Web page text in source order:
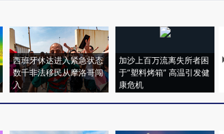
西班牙休达进入紧急状态
数千非法移民从摩洛哥闯
入
加沙上百万流离失所者困
于“塑料烤箱” 高温引发健
康危机